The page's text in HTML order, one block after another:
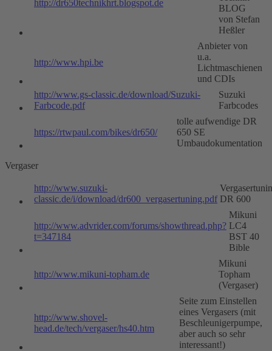
http://dr650technikhrt.blogspot.de
BLOG
von Stefan
Heßler
http://www.hpi.be
Anbieter von
u.a.
Lichtmaschienen
und CDIs
http://www.gs-classic.de/download/Suzuki-
Farbcode.pdf
Suzuki
Farbcodes
https://rtwpaul.com/bikes/dr650/
tolle aufwendige DR
650 SE
Umbaudokumentation
Vergaser
http://www.suzuki-
classic.de/i/download/dr600_vergasertuning.pdf DR 600
http://www.advrider.com/forums/showthread.php?
t=347184
Mikuni
LC4
BST 40
Bible
http://www.mikuni-topham.de
Mikuni
Topham
(Vergaser)
http://www.shovel-
head.de/tech/vergaser/hs40.htm
Seite zum Einstellen
eines Vergasers (mit
Beschleunigerpumpe,
aber auch so sehr
interessant!)